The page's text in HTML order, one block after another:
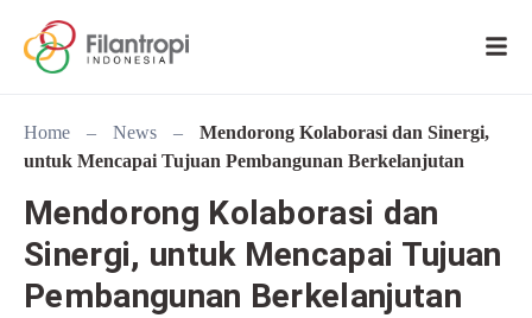
Home – News –
Mendorong Kolaborasi dan Sinergi,
untuk Mencapai Tujuan Pembangunan Berkelanjutan
Mendorong Kolaborasi dan
Sinergi, untuk Mencapai Tujuan
Pembangunan Berkelanjutan